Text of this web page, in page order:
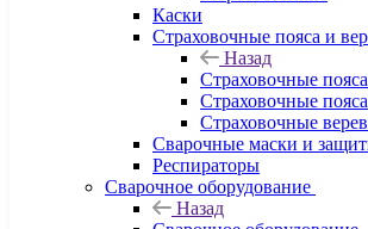
Каски
Страховочные пояса и
Назад
Страховочные
Страховочные пояса
Страховочные
Сварочные маски и
Респираторы
Сварочное оборудование
Назад